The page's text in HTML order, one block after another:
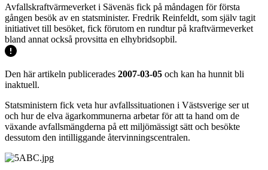
Avfallskraftvärmeverket i Sävenäs fick på måndagen för första
gången besök av en statsminister. Fredrik Reinfeldt, som själv tagit
initiativet till besöket, fick förutom en rundtur på kraftvärmeverket
bland annat också provsitta en elhybridsopbil.
Den här artikeln publicerades 2007-03-05 och kan ha hunnit bli
inaktuell.
Statsministern fick veta hur avfallssituationen i Västsverige ser ut
och hur de elva ägarkommunerna arbetar för att ta hand om de
växande avfallsmängderna på ett miljömässigt sätt och besökte
dessutom den intilliggande återvinningscentralen.